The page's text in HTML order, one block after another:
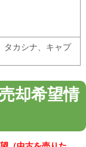
カシナ、 キャプ
却希望情